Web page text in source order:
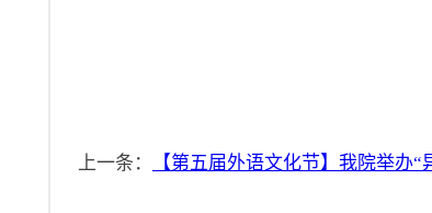
上一条： 【第五届外语文化节】我院举办